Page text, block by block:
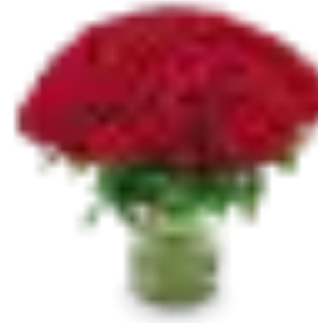
Rozvoz květin na Den matek je nejlepší volbou,
Kytice na Den matek je pro naše maminky krásné
Jaké kytice ke Dni matek?
Pro maminku ke Dni matek darujte její
Objednejte ještě dnes a dejte své matce dárek, který jí